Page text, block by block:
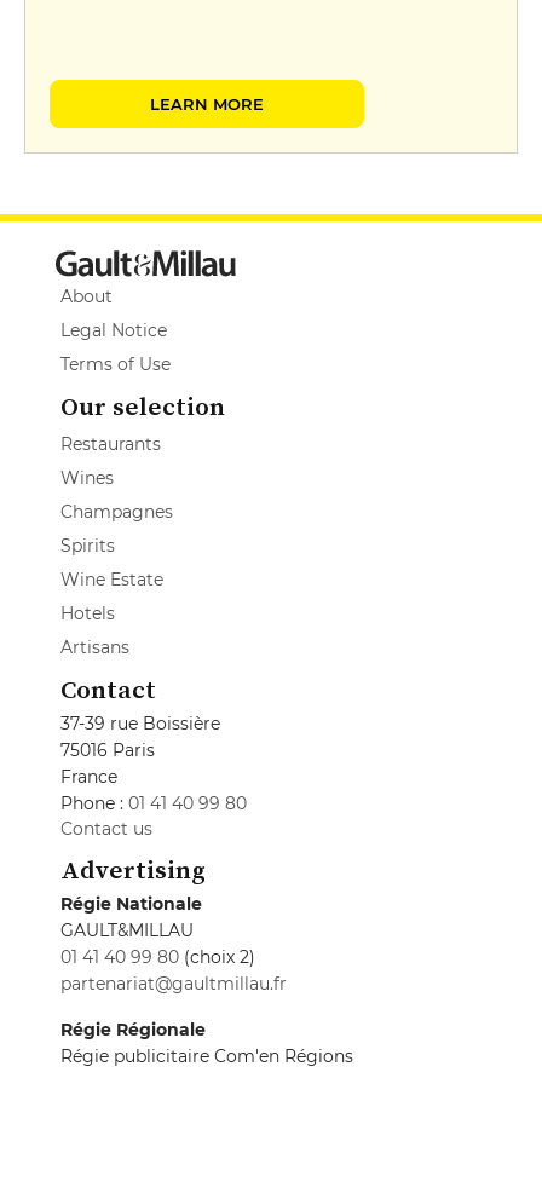
LEARN MORE
About
Legal Notice
Terms of Use
Our selection
Restaurants
Wines
Champagnes
Spirits
Wine Estate
Hotels
Artisans
Contact
37-39 rue Boissière
75016 Paris
France
Phone : 01 41 40 99 80
Contact us
Advertising
Régie Nationale
GAULT&MILLAU
01 41 40 99 80 (choix 2)
partenariat@gaultmillau.fr
Régie Régionale
Régie publicitaire Com'en Régions